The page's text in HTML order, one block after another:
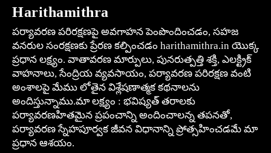
Harithamithra
పర్యావరణ పరిరక్షణపై అవగాహన పెంపొందించడం, సహజ
వనరుల సంరక్షణకు ప్రేరణ కల్పించడం harithamithra.in యొక్క
ప్రధాన లక్ష్యం. వాతావరణ మార్పులు, పునరుత్పత్తి శక్తి, ఎలక్ట్రిక్
వాహనాలు, సేంద్రియ వ్యవసాయం, పర్యావరణ పరిరక్షణ వంటి
అంశాలపై మేము లోతైన విశ్లేషణాత్మక కథనాలను
అందిస్తున్నాము.మా లక్ష్యం : భవిష్యత్ తరాలకు
పర్యావరణహితమైన ప్రపంచాన్ని అందించాలన్న తపనతో,
పర్యావరణ స్నేహపూర్వక జీవన విధానాన్ని ప్రోత్సహించడమే మా
ప్రధాన ఆశయం.